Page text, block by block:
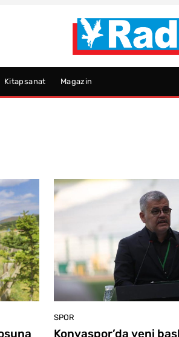
Kitapsanat Magazin
SPOR
Konyaspor’da yeni